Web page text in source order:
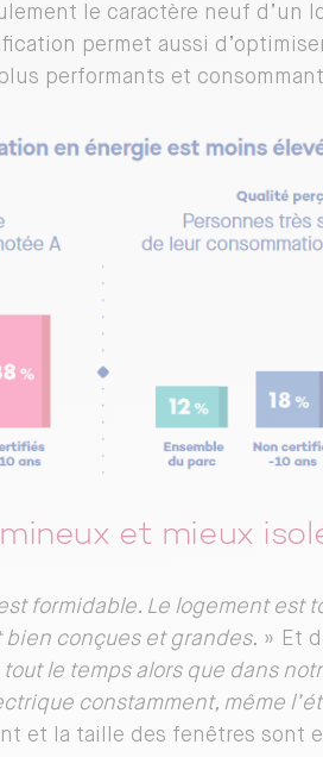
le caractère neuf d’un
permet aussi
performants et
et mieux
formidable. Le logement est
bien conçues et grandes. » Et
le temps alors que dans
constamment, même
et la taille des fenêtres sont